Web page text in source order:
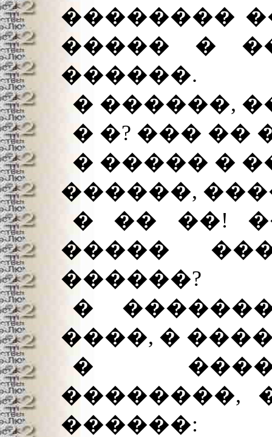
��������
����� �
������.
� ������,
� �? ��� ��
� ����� �
������,
� �� ��!
�����
������?
�
����, �
�
��������,